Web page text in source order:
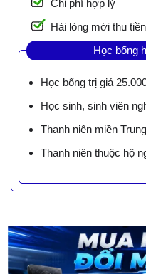
Chi phí hợp lý
Hài lòng mới thu tiền
Học bổng
Học bổng trị giá
Học sinh, sinh viên
Thanh niên miền
Thanh niên thuộc hộ